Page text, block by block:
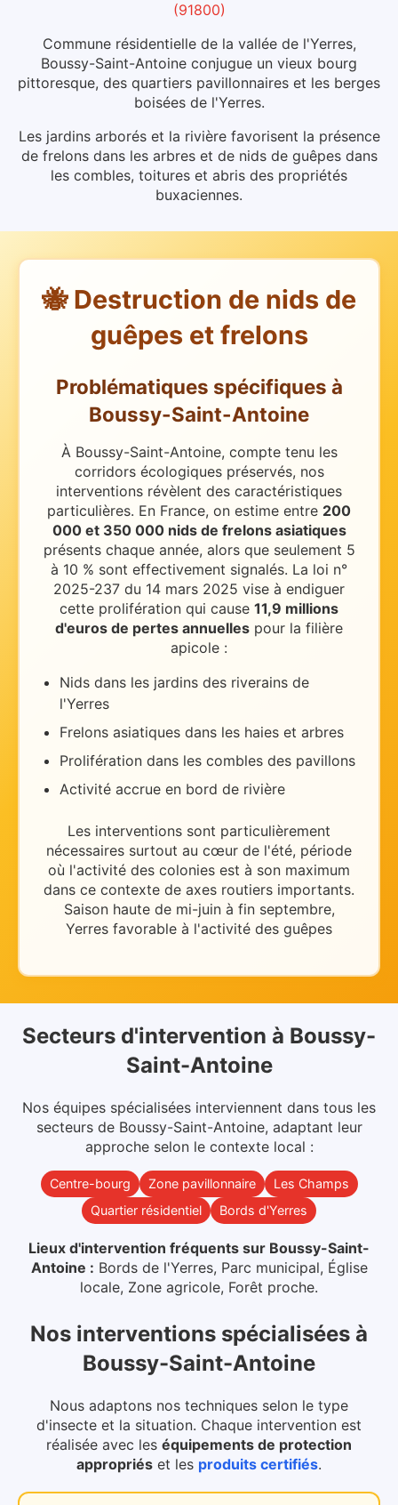
(91800)
Commune résidentielle de la vallée de l'Yerres,
Boussy-Saint-Antoine conjugue un vieux bourg
pittoresque, des quartiers pavillonnaires et les berges
boisées de l'Yerres.
Les jardins arborés et la rivière favorisent la présence
de frelons dans les arbres et de nids de guêpes dans
les combles, toitures et abris des propriétés
buxaciennes.
🐝 Destruction de nids de
guêpes et frelons
Problématiques spécifiques à
Boussy-Saint-Antoine
À Boussy-Saint-Antoine, compte tenu les
corridors écologiques préservés, nos
interventions révèlent des caractéristiques
particulières. En France, on estime entre 200
000 et 350 000 nids de frelons asiatiques
présents chaque année, alors que seulement 5
à 10 % sont effectivement signalés. La loi n°
2025-237 du 14 mars 2025 vise à endiguer
cette prolifération qui cause 11,9 millions
d'euros de pertes annuelles pour la filière
apicole :
Nids dans les jardins des riverains de
l'Yerres
Frelons asiatiques dans les haies et arbres
Prolifération dans les combles des pavillons
Activité accrue en bord de rivière
Les interventions sont particulièrement
nécessaires surtout au cœur de l'été, période
où l'activité des colonies est à son maximum
dans ce contexte de axes routiers importants.
Saison haute de mi-juin à fin septembre,
Yerres favorable à l'activité des guêpes
Secteurs d'intervention à Boussy-
Saint-Antoine
Nos équipes spécialisées interviennent dans tous les
secteurs de Boussy-Saint-Antoine, adaptant leur
approche selon le contexte local :
Centre-bourg Zone pavillonnaire
Les Champs
Quartier résidentiel
Bords d'Yerres
Lieux d'intervention fréquents sur Boussy-Saint-
Antoine : Bords de l'Yerres, Parc municipal, Église
locale, Zone agricole, Forêt proche.
Nos interventions spécialisées à
Boussy-Saint-Antoine
Nous adaptons nos techniques selon le type
d'insecte et la situation. Chaque intervention est
réalisée avec les équipements de protection
appropriés et les produits certifiés.